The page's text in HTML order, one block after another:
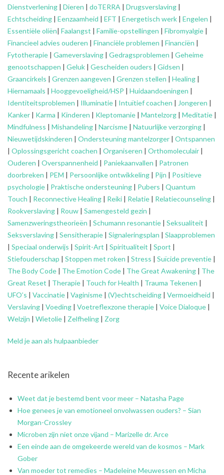
Dienstverlening | Dieren | doTERRA | Drugsverslaving |
Echtscheiding | Eenzaamheid | EFT | Energetisch werk | Engelen |
Essentiële oliën| Faalangst | Familie-opstellingen | Fibromyalgie |
Financieel advies ouderen | Financiële problemen | Financiën |
Fytotherapie | Gameverslaving | Gedragsproblemen | Geheime
genootschappen | Geluk | Gescheiden ouders | Gidsen |
Graancirkels | Grenzen aangeven | Grenzen stellen | Healing |
Hiernamaals | Hooggevoeligheid/HSP | Huidaandoeningen |
Identiteitsproblemen | Illuminatie | Intuïtief coachen | Jongeren |
Kanker | Karma | Kinderen | Kleptomanie | Mantelzorg | Meditatie |
Mindfulness | Mishandeling | Narcisme | Natuurlijke verzorging |
Nieuwetijdskinderen | Ondersteuningmantelzorger | Ontspannen
| Oplossingsgericht coachen | Organiseren | Orthomoleculair |
Ouderen | Overspannenheid | Paniekaanvallen | Patronen
doorbreken | PEM | Persoonlijke ontwikkeling | Pijn | Positieve
psychologie | Praktische ondersteuning | Pubers | Quantum
Touch | Reconnective Healing | Reiki | Relatie | Relatiecounseling |
Rookverslaving | Rouw | Samengesteld gezin |
Samenzweringstheorieën | Schumann resonantie | Seksualiteit |
Seksverslaving | Sensitherapie | Signaleringsplan | Slaapproblemen
| Speciaal onderwijs | Spirit-Art | Spiritualiteit | Sport |
Stiefouderschap | Stoppen met roken | Stress | Suïcide preventie |
The Body Code | The Emotion Code | The Great Awakening | The
Great Reset | Therapie | Touch for Health | Trauma Tekenen |
UFO’s | Vaccinatie | Vaginisme | (V)echtscheiding | Vermoeidheid |
Verslaving | Voeding | Voetreflexzone therapie | Voice Dialoque |
Welzijn | Wietolie | Zelfheling | Zorg
Meld je aan als hulpaanbieder
Recente arikelen
Weet dat je bestemd bent voor meer – Natasha Page
Hoe genees je van emotioneel onvolwassen ouders? – Sian
Morgan-Crossley
Microben zijn niet onze vijand – Marizelle dr. Arce
Een einde aan de omgekeerde wereld van de kosmos – Mark
Gober
Van moeder tot remedies – Madeleine Meuwessen en Micha